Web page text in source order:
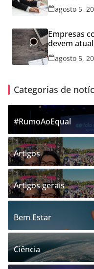
agosto 5,
Empresas
devem
Relatório de
agosto 5,
Categorias de
#RumoAoEqual
Artigos
Artigos gerais
Bem Estar
Ciência